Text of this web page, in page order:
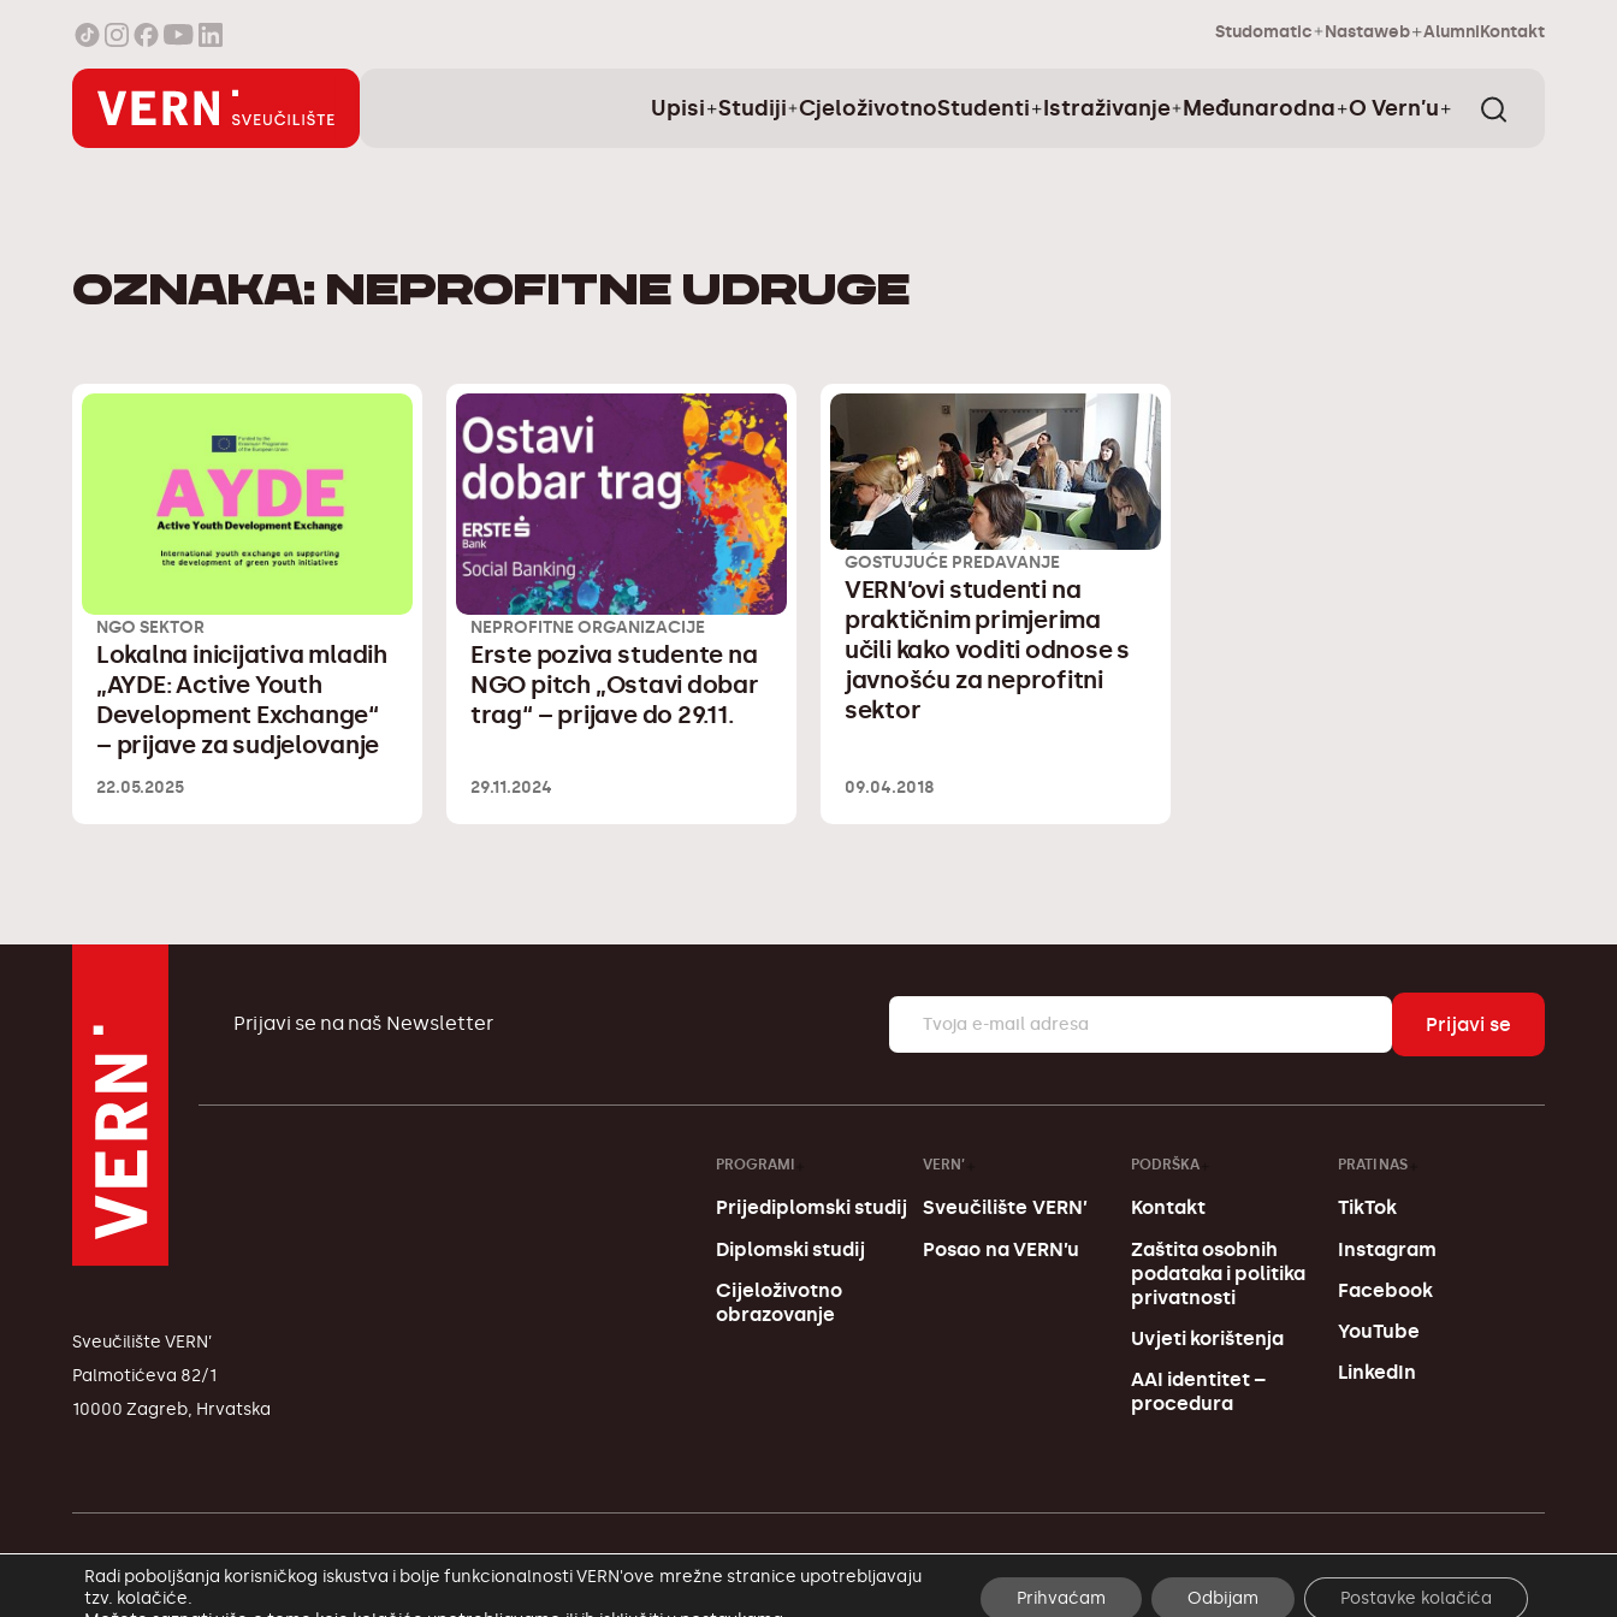
Studomatic Nastaweb AlumniKontakt
Upisi Studiji CjeloživotnoStudenti Istraživanje Međunarodna O Vern’u
Oznaka: neprofitne udruge
NGO SEKTOR
Lokalna inicijativa mladih
„AYDE: Active Youth
Development Exchange“
– prijave za sudjelovanje
22.05.2025
NEPROFITNE ORGANIZACIJE
Erste poziva studente na
NGO pitch „Ostavi dobar
trag“ – prijave do 29.11.
29.11.2024
GOSTUJUĆE PREDAVANJE
VERN’ovi studenti na
praktičnim primjerima
učili kako voditi odnose s
javnošću za neprofitni
sektor
09.04.2018
Sveučilište VERN’
Palmotićeva 82/1
10000 Zagreb, Hrvatska
Prijavi se na naš Newsletter Prijavi se
PROGRAMI
Prijediplomski studij
Diplomski studij
Cijeloživotno
obrazovanje
VERN’
Sveučilište VERN’
Posao na VERN’u
PODRŠKA
Kontakt
Zaštita osobnih
podataka i politika
privatnosti
Uvjeti korištenja
AAI identitet –
procedura
PRATI NAS
TikTok
Instagram
Facebook
YouTube
LinkedIn
© Copyright VERN’ 2026.
Radi poboljšanja korisničkog iskustva i bolje funkcionalnosti VERN'ove mrežne stranice upotrebljavaju
tzv. kolačiće.
Prihvaćam Odbijam Postavke kolačića